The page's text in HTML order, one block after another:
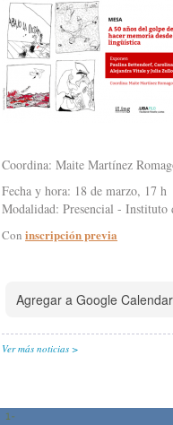
Coordina: Maite Martínez
Fecha y hora: 18 de marzo, 17 h
Modalidad: Presencial -
Con inscripción previa
Agregar a Google Calendar
Ver más noticias